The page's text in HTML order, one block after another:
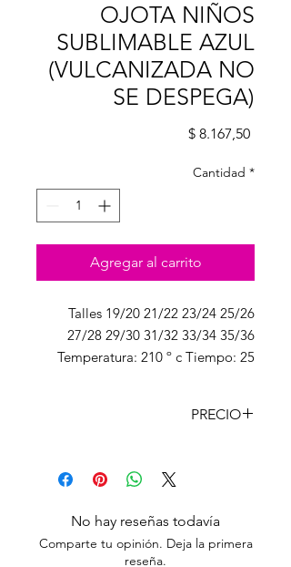
OJOTA NIÑOS
SUBLIMABLE AZUL
(VULCANIZADA NO
SE DESPEGA)
$ 8.167,50Precio
Cantidad *
Agregar al carrito
Talles 19/20 21/22 23/24 25/26
27/28 29/30 31/32 33/34 35/36
Temperatura: 210 º c Tiempo: 25
PRECIO
LISTA
El Par $ 6.750,00 8167,50
No hay reseñas todavía
Comparte tu opinión. Deja la primera
reseña.